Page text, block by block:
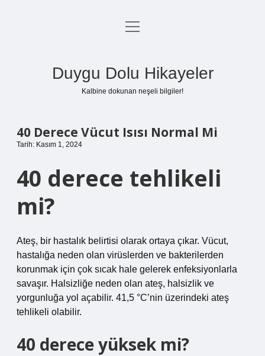
Anasayfa
menüyü
Duygu Dolu Hikayeler
Kalbine dokunan neşeli bilgiler!
40 Derece Vücut Isısı Normal Mi
Tarih: Kasım 1, 2024
40 derece tehlikeli
mi?
Ateş, bir hastalık belirtisi olarak ortaya çıkar. Vücut,
hastalığa neden olan virüslerden ve bakterilerden
korunmak için çok sıcak hale gelerek enfeksiyonlarla
savaşır. Halsizliğe neden olan ateş, halsizlik ve
yorgunluğa yol açabilir. 41,5 °C’nin üzerindeki ateş
tehlikeli olabilir.
40 derece yüksek mi?